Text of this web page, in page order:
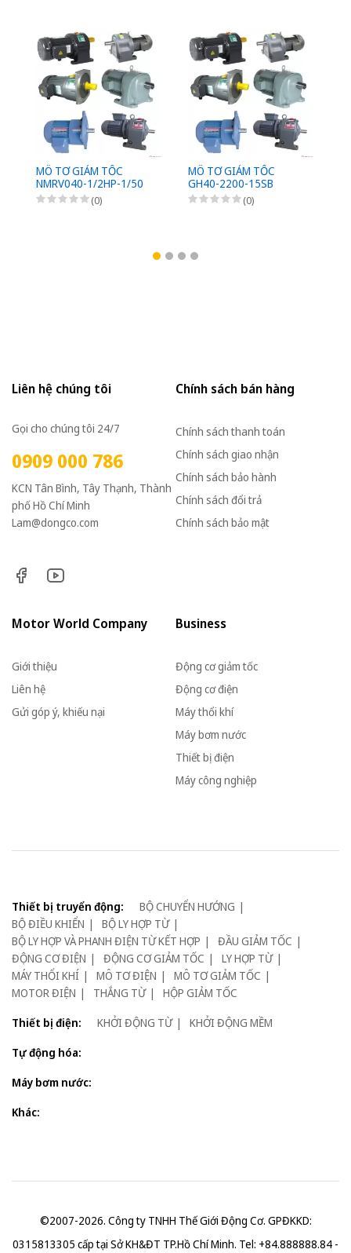
MÔ TƠ GIẢM TỐC
NMRV040-1/2HP-1/50
(0)
MÔ TƠ GIẢM TỐC
GH40-2200-15SB
(0)
Liên hệ chúng tôi
Gọi cho chúng tôi 24/7
0909 000 786
KCN Tân Bình, Tây Thạnh, Thành
phố Hồ Chí Minh
Lam@dongco.com
Chính sách bán hàng
Chính sách thanh toán
Chính sách giao nhận
Chính sách bảo hành
Chính sách đổi trả
Chính sách bảo mật
Motor World Company
Giới thiệu
Liên hệ
Gửi góp ý, khiếu nại
Business
Động cơ giảm tốc
Động cơ điện
Máy thổi khí
Máy bơm nước
Thiết bị điện
Máy công nghiệp
Thiết bị truyển động:
BỘ CHUYỂN HƯỚNG
BỘ ĐIỀU KHIỂN
BỘ LY HỢP TỪ
BỘ LY HỢP VÀ PHANH ĐIỆN TỪ KẾT HỢP
ĐẦU GIẢM TỐC
ĐỘNG CƠ ĐIỆN
ĐỘNG CƠ GIẢM TỐC
LY HỢP TỪ
MÁY THỔI KHÍ
MÔ TƠ ĐIỆN
MÔ TƠ GIẢM TỐC
MOTOR ĐIỆN
THẮNG TỪ
HỘP GIẢM TỐC
Thiết bị điện:
KHỞI ĐỘNG TỪ
KHỞI ĐỘNG MỀM
Tự động hóa:
Máy bơm nước:
Khác:
©2007-2026. Công ty TNHH Thế Giới Động Cơ. GPĐKKD:
0315813305 cấp tại Sở KH&ĐT TP.Hồ Chí Minh. Tel: +84.888888.84 -